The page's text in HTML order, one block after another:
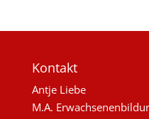
Kontakt
Antje Liebe
M.A.